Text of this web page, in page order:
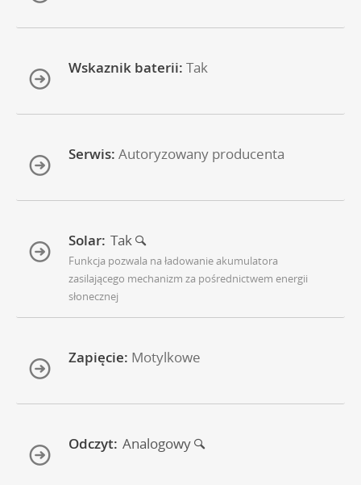
Wskaznik baterii: Tak
Serwis: Autoryzowany producenta
Solar: Tak
Funkcja pozwala na ładowanie akumulatora
zasilającego mechanizm za pośrednictwem energii
słonecznej
Zapięcie: Motylkowe
Odczyt: Analogowy